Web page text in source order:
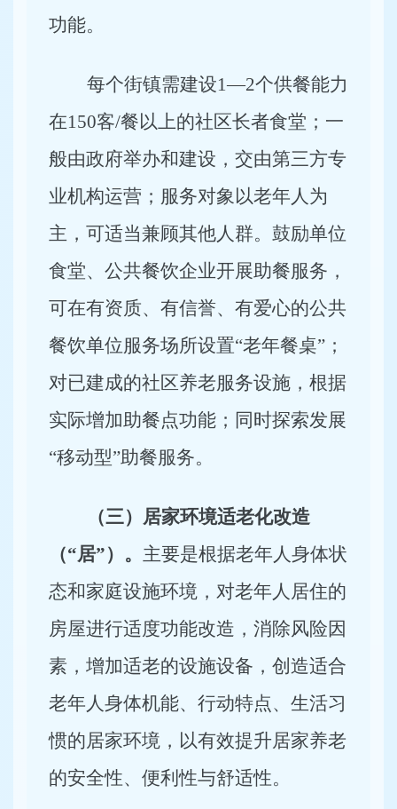
功能。
每个街镇需建设1—2个供餐能力
在150客/餐以上的社区长者食堂；一
般由政府举办和建设，交由第三方专
业机构运营；服务对象以老年人为
主，可适当兼顾其他人群。鼓励单位
食堂、公共餐饮企业开展助餐服务，
可在有资质、有信誉、有爱心的公共
餐饮单位服务场所设置“老年餐桌”；
对已建成的社区养老服务设施，根据
实际增加助餐点功能；同时探索发展
“移动型”助餐服务。
（三）居家环境适老化改造
（“居”）。 主要是根据老年人身体状
态和家庭设施环境，对老年人居住的
房屋进行适度功能改造，消除风险因
素，增加适老的设施设备，创造适合
老年人身体机能、行动特点、生活习
惯的居家环境，以有效提升居家养老
的安全性、便利性与舒适性。